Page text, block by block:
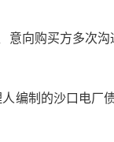
意向购买方多次
编制的沙口电厂